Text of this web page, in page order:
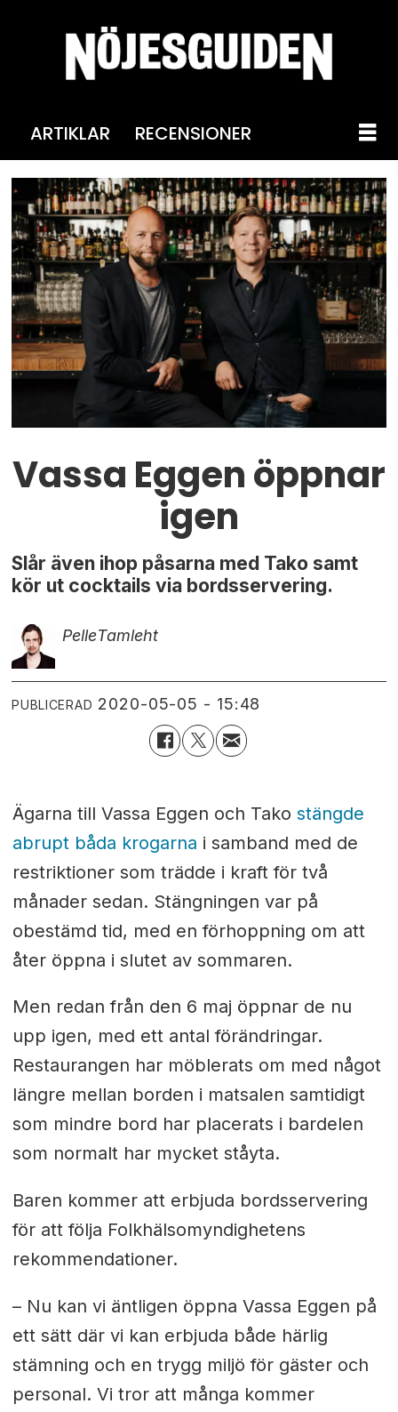
ARTIKLAR RECENSIONER
Vassa Eggen öppnar
igen
Slår även ihop påsarna med Tako samt
kör ut cocktails via bordsservering.
PelleTamleht
PUBLICERAD 2020-05-05 - 15:48
Ägarna till Vassa Eggen och Tako stängde
abrupt båda krogarna i samband med de
restriktioner som trädde i kraft för två
månader sedan. Stängningen var på
obestämd tid, med en förhoppning om att
åter öppna i slutet av sommaren.
Men redan från den 6 maj öppnar de nu
upp igen, med ett antal förändringar.
Restaurangen har möblerats om med något
längre mellan borden i matsalen samtidigt
som mindre bord har placerats i bardelen
som normalt har mycket ståyta.
Baren kommer att erbjuda bordsservering
för att följa Folkhälsomyndighetens
rekommendationer.
– Nu kan vi äntligen öppna Vassa Eggen på
ett sätt där vi kan erbjuda både härlig
stämning och en trygg miljö för gäster och
personal. Vi tror att många kommer